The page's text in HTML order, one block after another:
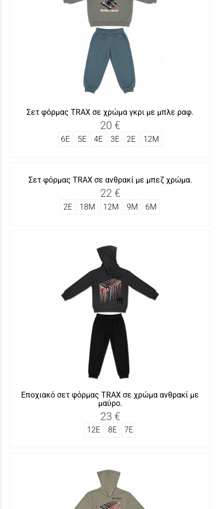
Σετ φόρμας TRAΧ σε χρώμα γκρι με μπλε ραφ.
20 €
6Ε 5Ε 4Ε 3Ε 2Ε 12Μ
Σετ φόρμας TRAX σε ανθρακί με μπεζ χρώμα.
22 €
2Ε 18Μ 12Μ 9Μ 6Μ
Εποχιακό σετ φόρμας ΤRAX σε χρώμα ανθρακί με
μαύρο.
23 €
12Ε 8Ε 7Ε